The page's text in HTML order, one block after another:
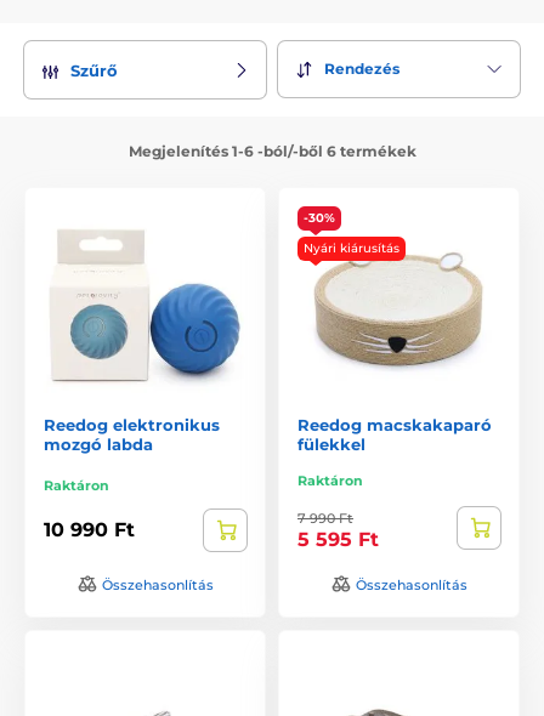
Szűrő Rendezés
Megjelenítés 1-6 -ból/-ből 6 termékek
Reedog elektronikus
mozgó labda
Raktáron
10 990 Ft
Összehasonlítás
-30%
Nyári kiárusítás
Reedog macskakaparó
fülekkel
Raktáron
7 990 Ft
5 595 Ft
Összehasonlítás